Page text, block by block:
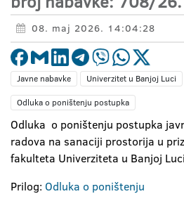
08. maj 2026. 14:04:28
Javne nabavke
Univerzitet u Banjoj Luci
Odluka o poništenju postupka
Odluka o poništenju postupka
radova na sanaciji prostorija u
fakulteta Univerziteta u Banjoj
Prilog: Odluka o poništenju